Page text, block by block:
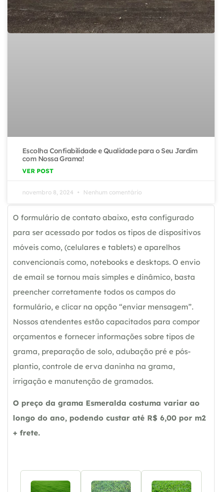
Escolha Confiabilidade e Qualidade para o Seu Jardim
com Nossa Grama!
VER POST
novembro 8, 2024 Nenhum comentário
O formulário de contato abaixo, esta configurado
para ser acessado por todos os tipos de dispositivos
móveis como, (celulares e tablets) e aparelhos
convencionais como, notebooks e desktops. O envio
de email se tornou mais simples e dinâmico, basta
preencher corretamente todos os campos do
formulário, e clicar na opção “enviar mensagem”.
Nossos atendentes estão capacitados para compor
orçamentos e fornecer informações sobre tipos de
grama, preparação de solo, adubação pré e pós-
plantio, controle de erva daninha na grama,
irrigação e manutenção de gramados.
O preço da grama Esmeralda costuma variar ao
longo do ano, podendo custar até R$ 6,00 por m2
+ frete.